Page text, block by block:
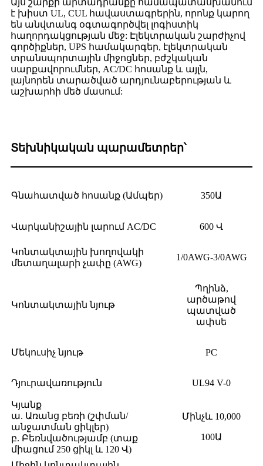
Այս շարքի արտադրանքը համապատասխանում
է խիստ UL, CUL հավաստագրերին, որոնք կարող
են անվտանգ օգտագործվել լոգիստիկ
հաղորդակցության մեջ: Էլեկտրական շարժիչով
գործիքներ, UPS համակարգեր, էլեկտրական
տրանսպորտային միջոցներ, բժշկական
սարքավորումներ, AC/DC հոսանք և այլն,
լայնորեն տարածված արդյունաբերության և
աշխարհի մեծ մասում:
Տեխնիկական պարամետրեր՝
Գնահատված հոսանք (Ամպեր) 350Ա
Վարկանիշային լարում AC/DC 600 Վ
Կոնտակտային խողովակի
մետաղալարի չափը (AWG)
1/0AWG-3/0AWG
Կոնտակտային նյութ
Պղինձ,
արծաթով
պատված
ափսե
Մեկուսիչ նյութ PC
Դյուրավառություն UL94 V-0
Կյանք
ա. Առանց բեռի (շփման/
անջատման ցիկլեր)
բ. Բեռնվածությամբ (տաք
միացում 250 ցիկլ և 120 Վ)
Մինչև 10,000
100Ա